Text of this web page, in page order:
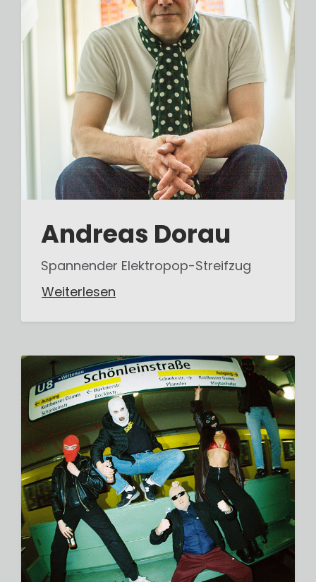
Andreas Dorau
Spannender Elektropop-Streifzug
Weiterlesen